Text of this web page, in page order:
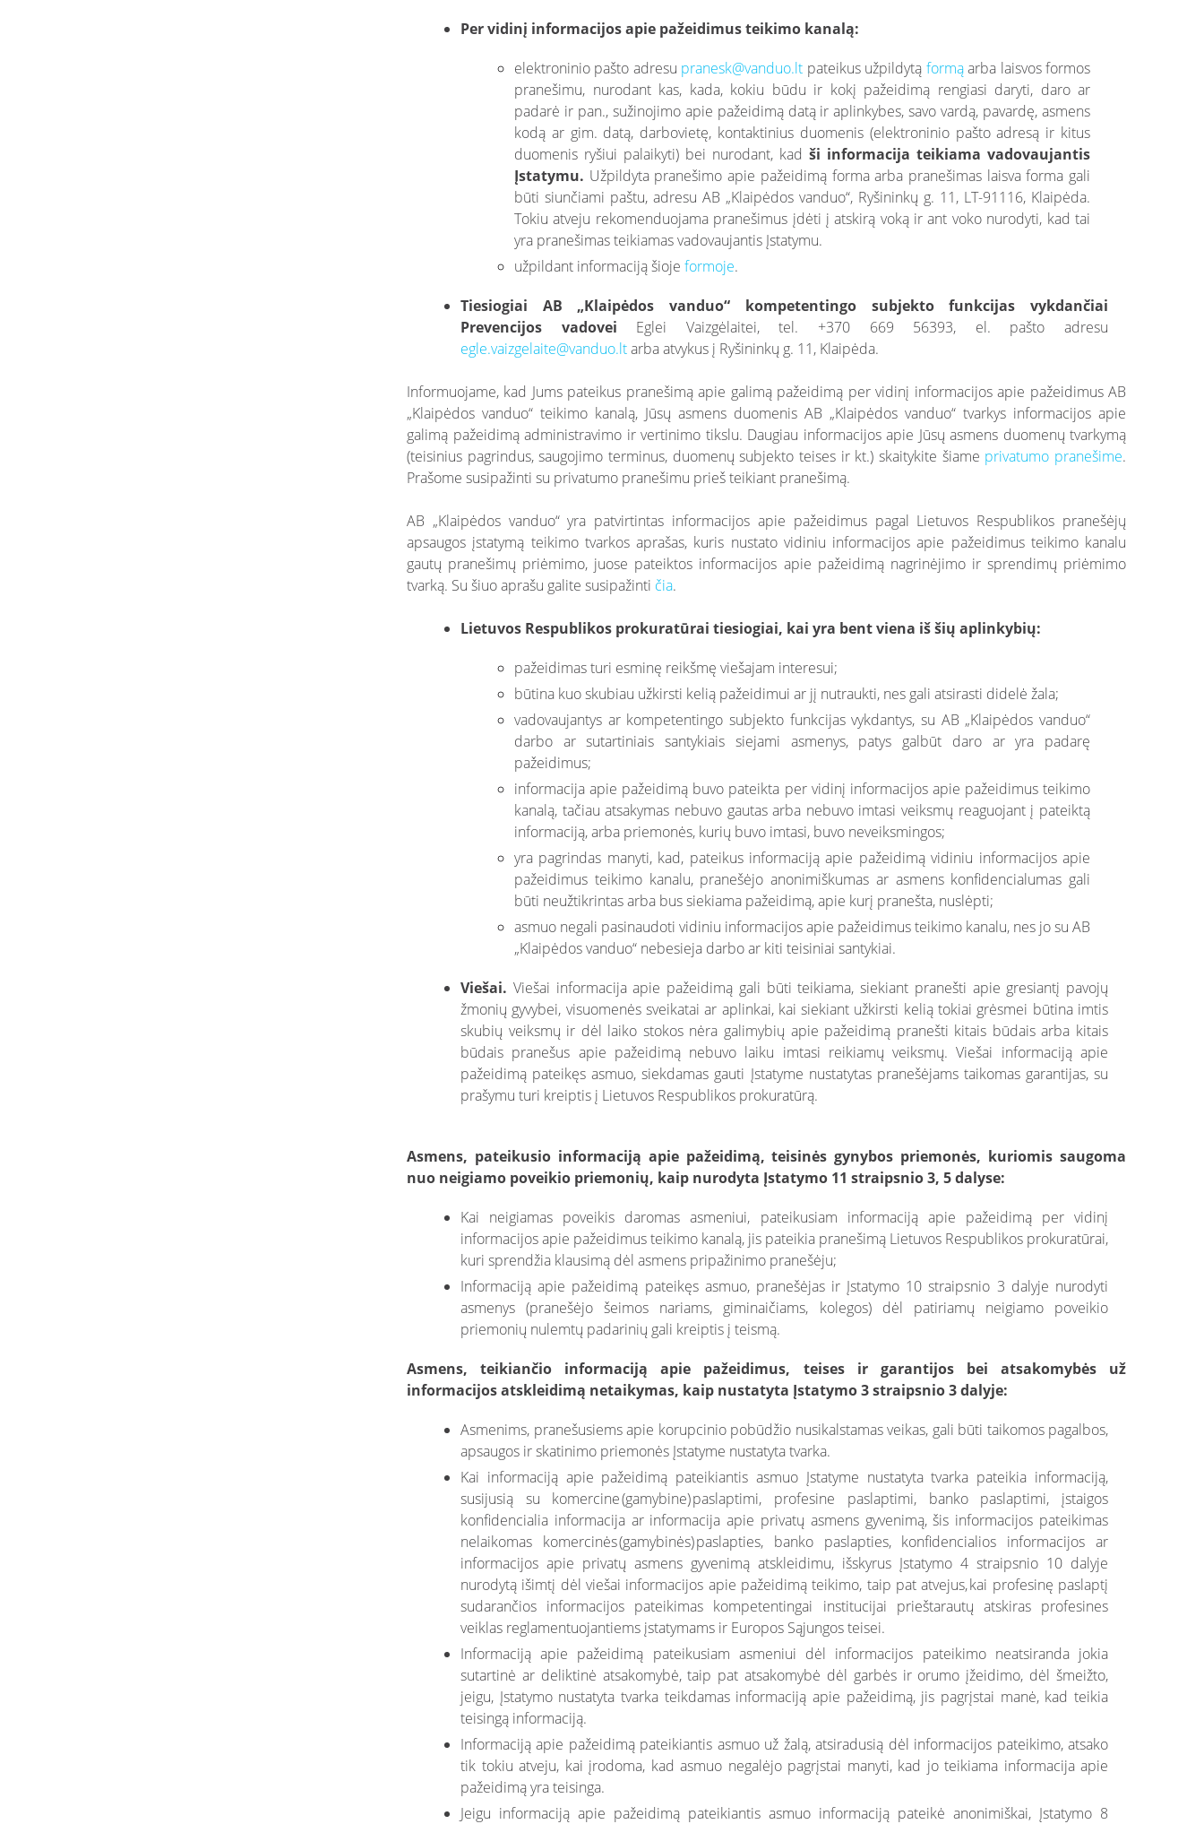
Per vidinį informacijos apie pažeidimus teikimo kanalą:
elektroninio pašto adresu pranesk@vanduo.lt pateikus užpildytą formąarba laisvos formos
pranešimu, nurodant kas, kada, kokiu būdu ir kokį pažeidimą rengiasi daryti, daro ar
padarė ir pan., sužinojimo apie pažeidimą datą ir aplinkybes, savo vardą, pavardę, asmens
kodą ar gim. datą, darbovietę, kontaktinius duomenis (elektroninio pašto adresą ir kitus
duomenis ryšiui palaikyti) bei nurodant, kad ši informacija teikiama vadovaujantis
Įstatymu. Užpildyta pranešimo apie pažeidimą forma arba pranešimas laisva forma gali
būti siunčiami paštu, adresu AB „Klaipėdos vanduo“, Ryšininkų g. 11, LT-91116, Klaipėda.
Tokiu atveju rekomenduojama pranešimus įdėti į atskirą voką ir ant voko nurodyti, kad tai
yra pranešimas teikiamas vadovaujantis Įstatymu.
užpildant informaciją šioje formoje.
Tiesiogiai AB „Klaipėdos vanduo“ kompetentingo subjekto funkcijas vykdančiai
Prevencijos vadovei Eglei Vaizgėlaitei, tel. +370 669 56393, el. pašto adresu
egle.vaizgelaite@vanduo.ltarba atvykus į Ryšininkų g. 11, Klaipėda.
Informuojame, kad Jums pateikus pranešimą apie galimą pažeidimą per vidinį informacijos apie pažeidimus AB
„Klaipėdos vanduo“ teikimo kanalą, Jūsų asmens duomenis AB „Klaipėdos vanduo“ tvarkys informacijos apie
galimą pažeidimą administravimo ir vertinimo tikslu. Daugiau informacijos apie Jūsų asmens duomenų tvarkymą
(teisinius pagrindus, saugojimo terminus, duomenų subjekto teises ir kt.) skaitykite šiame privatumo pranešime.
Prašome susipažinti su privatumo pranešimu prieš teikiant pranešimą.
AB „Klaipėdos vanduo“ yra patvirtintas informacijos apie pažeidimus pagal Lietuvos Respublikos pranešėjų
apsaugos įstatymą teikimo tvarkos aprašas, kuris nustato vidiniu informacijos apie pažeidimus teikimo kanalu
gautų pranešimų priėmimo, juose pateiktos informacijos apie pažeidimą nagrinėjimo ir sprendimų priėmimo
tvarką. Su šiuo aprašu galite susipažinti čia.
Lietuvos Respublikos prokuratūrai tiesiogiai, kai yra bent viena iš šių aplinkybių:
pažeidimas turi esminę reikšmę viešajam interesui;
būtina kuo skubiau užkirsti kelią pažeidimui ar jį nutraukti, nes gali atsirasti didelė žala;
vadovaujantys ar kompetentingo subjekto funkcijas vykdantys, su AB „Klaipėdos vanduo“
darbo ar sutartiniais santykiais siejami asmenys, patys galbūt daro ar yra padarę
pažeidimus;
informacija apie pažeidimą buvo pateikta per vidinį informacijos apie pažeidimus teikimo
kanalą, tačiau atsakymas nebuvo gautas arba nebuvo imtasi veiksmų reaguojant į pateiktą
informaciją, arba priemonės, kurių buvo imtasi, buvo neveiksmingos;
yra pagrindas manyti, kad, pateikus informaciją apie pažeidimą vidiniu informacijos apie
pažeidimus teikimo kanalu, pranešėjo anonimiškumas ar asmens konfidencialumas gali
būti neužtikrintas arba bus siekiama pažeidimą, apie kurį pranešta, nuslėpti;
asmuo negali pasinaudoti vidiniu informacijos apie pažeidimus teikimo kanalu, nes jo su AB
„Klaipėdos vanduo“ nebesieja darbo ar kiti teisiniai santykiai.
Viešai. Viešai informacija apie pažeidimą gali būti teikiama, siekiant pranešti apie gresiantį pavojų
žmonių gyvybei, visuomenės sveikatai ar aplinkai, kai siekiant užkirsti kelią tokiai grėsmei būtina imtis
skubių veiksmų ir dėl laiko stokos nėra galimybių apie pažeidimą pranešti kitais būdais arba kitais
būdais pranešus apie pažeidimą nebuvo laiku imtasi reikiamų veiksmų. Viešai informaciją apie
pažeidimą pateikęs asmuo, siekdamas gauti Įstatyme nustatytas pranešėjams taikomas garantijas, su
prašymu turi kreiptis į Lietuvos Respublikos prokuratūrą.
Asmens, pateikusio informaciją apie pažeidimą, teisinės gynybos priemonės, kuriomis saugoma
nuo neigiamo poveikio priemonių, kaip nurodyta Įstatymo 11 straipsnio 3, 5 dalyse:
Kai neigiamas poveikis daromas asmeniui, pateikusiam informaciją apie pažeidimą per vidinį
informacijos apie pažeidimus teikimo kanalą, jis pateikia pranešimą Lietuvos Respublikos prokuratūrai,
kuri sprendžia klausimą dėl asmens pripažinimo pranešėju;
Informaciją apie pažeidimą pateikęs asmuo, pranešėjas ir Įstatymo 10 straipsnio 3 dalyje nurodyti
asmenys (pranešėjo šeimos nariams, giminaičiams, kolegos) dėl patiriamų neigiamo poveikio
priemonių nulemtų padarinių gali kreiptis į teismą.
Asmens, teikiančio informaciją apie pažeidimus, teises ir garantijos bei atsakomybės už
informacijos atskleidimą netaikymas, kaip nustatyta Įstatymo 3 straipsnio 3 dalyje:
Asmenims, pranešusiems apie korupcinio pobūdžio nusikalstamas veikas, gali būti taikomos pagalbos,
apsaugos ir skatinimo priemonės Įstatyme nustatyta tvarka.
Kai informaciją apie pažeidimą pateikiantis asmuo Įstatyme nustatyta tvarka pateikia informaciją,
susijusią su komercine (gamybine) paslaptimi, profesine paslaptimi, banko paslaptimi, įstaigos
konfidencialia informacija ar informacija apie privatų asmens gyvenimą, šis informacijos pateikimas
nelaikomas komercinės (gamybinės) paslapties, banko paslapties, konfidencialios informacijos ar
informacijos apie privatų asmens gyvenimą atskleidimu, išskyrus Įstatymo 4 straipsnio 10 dalyje
nurodytą išimtį dėl viešai informacijos apie pažeidimą teikimo, taip pat atvejus, kai profesinę paslaptį
sudarančios informacijos pateikimas kompetentingai institucijai prieštarautų atskiras profesines
veiklas reglamentuojantiems įstatymams ir Europos Sąjungos teisei.
Informaciją apie pažeidimą pateikusiam asmeniui dėl informacijos pateikimo neatsiranda jokia
sutartinė ar deliktinė atsakomybė, taip pat atsakomybė dėl garbės ir orumo įžeidimo, dėl šmeižto,
jeigu, Įstatymo nustatyta tvarka teikdamas informaciją apie pažeidimą, jis pagrįstai manė, kad teikia
teisingą informaciją.
Informaciją apie pažeidimą pateikiantis asmuo už žalą, atsiradusią dėl informacijos pateikimo, atsako
tik tokiu atveju, kai įrodoma, kad asmuo negalėjo pagrįstai manyti, kad jo teikiama informacija apie
pažeidimą yra teisinga.
Jeigu informaciją apie pažeidimą pateikiantis asmuo informaciją pateikė anonimiškai, Įstatymo 8